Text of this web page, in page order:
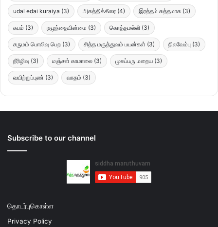
udal edai kuraiya (3) அகத்திக்கீரை (4) இரத்தம் சுத்தமாக (3)
கபம் (3) குழந்தையின்மை (3) கொத்தமல்லி (3)
சருமம் பொலிவு பெற (3) சித்த மருத்துவம் பயன்கள் (3) நிலவேம்பு (3)
நீரிழிவு (3) மஞ்சள் காமாலை (3) முகப்பரு மறைய (3)
வயிற்றுப்புண் (3) வாதம் (3)
Subscribe to our channel
தொடர்புகொள்ள
Privacy Policy